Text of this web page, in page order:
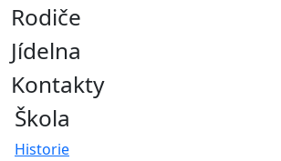
Rodiče
Jídelna
Kontakty
Škola
Historie